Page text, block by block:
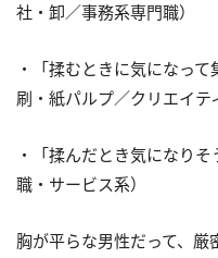
社・卸／事務系専門職）
・「揉むときに気になっ
刷・紙パルプ／クリエイテ
・「揉んだとき気になり
職・サービス系）
胸が平らな男性だって、